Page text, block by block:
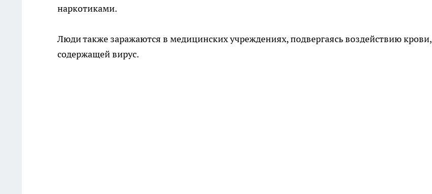
наркотиками.
Люди также заражаются в медицинских учреждениях, подвергаясь воздействию крови,
содержащей вирус.